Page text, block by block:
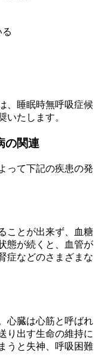
、睡眠時無呼吸症候
いたします。
の関連
って下記の疾患の発
ことが出来ず、血糖
態が続くと、血管が
症などのさまざまな
心臓は心筋と呼ばれ
り出す生命の維持に
うと失神、呼吸困難